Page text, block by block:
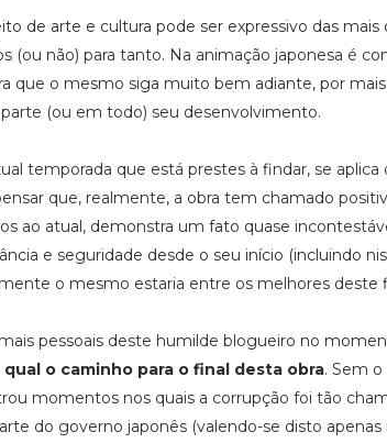
de arte e cultura pode ser expressivo das mais
(ou não) para tanto. Na animação japonesa é
que o mesmo siga muito bem adiante, por
(ou em todo) seu desenvolvimento.
temporada que está prestes à findar, se
que, realmente, a obra tem chamado
ao atual, demonstra um fato quase
e seguridade desde o seu início (incluindo
o mesmo estaria entre os melhores deste
pessoais deste humilde blogueiro no
o caminho para o final desta obra. Sem
momentos nos quais a corrupção foi tão
do governo japonês (valendo-se disto